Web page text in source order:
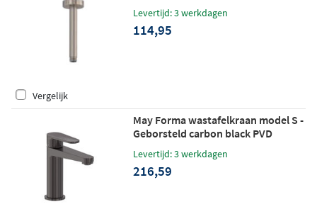
Levertijd: 3 werkdagen
114,95
Vergelijk
May Forma wastafelkraan model S -
Geborsteld carbon black PVD
Levertijd: 3 werkdagen
216,59